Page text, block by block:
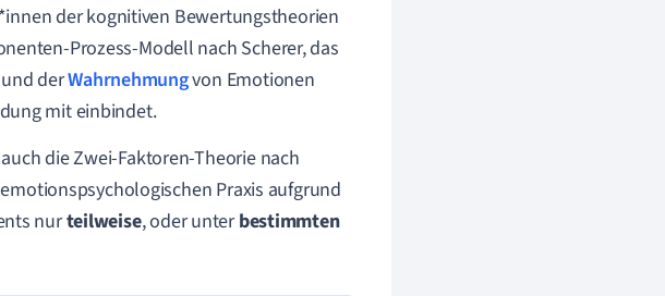
der kognitiven Bewertungstheorien
Prozess-Modell nach Scherer, das
derWahrnehmungvon Emotionen
mit einbindet.
die Zwei-Faktoren-Theorie nach
Praxis aufgrund
nurteilweise, oder unterbestimmten